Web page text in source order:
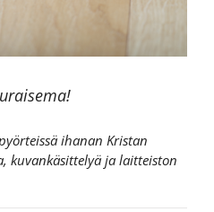
ihanan Kristan
kuvankäsittelyä ja laitteiston